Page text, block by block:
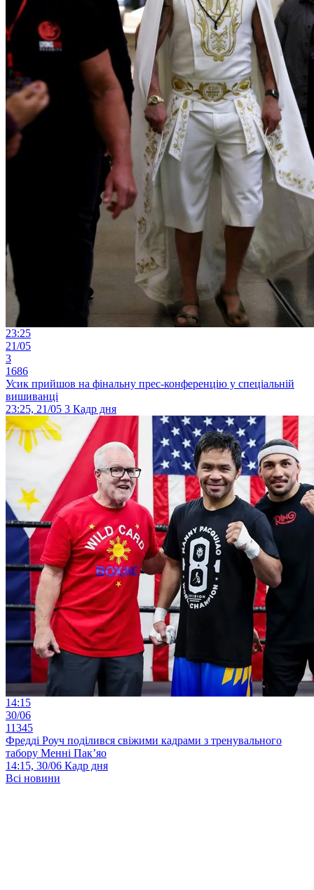
23:25
21/05
3
1686
Усик прийшов на фінальну прес-конференцію у спеціальній
вишиванці
23:25, 21/05 3 Кадр дня
14:15
30/06
11345
Фредді Роуч поділився свіжими кадрами з тренувального
табору Менні Пак’яо
14:15, 30/06 Кадр дня
Всі новини